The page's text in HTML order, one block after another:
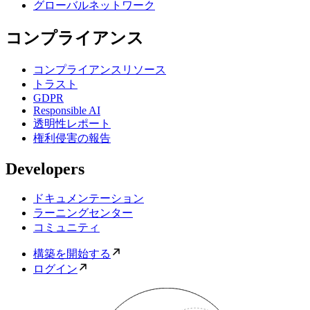
グローバルネットワーク
コンプライアンス
コンプライアンスリソース
トラスト
GDPR
Responsible AI
透明性レポート
権利侵害の報告
Developers
ドキュメンテーション
ラーニングセンター
コミュニティ
構築を開始する
ログイン